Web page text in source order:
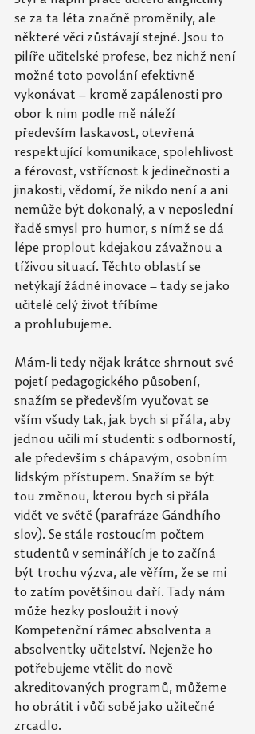
se za ta léta značně proměnily, ale
některé věci zůstávají stejné. Jsou to
pilíře učitelské profese, bez nichž není
možné toto povolání efektivně
vykonávat – kromě zapálenosti pro
obor k nim podle mě náleží
především laskavost, otevřená
respektující komunikace, spolehlivost
a férovost, vstřícnost k jedinečnosti a
jinakosti, vědomí, že nikdo není a ani
nemůže být dokonalý, a v neposlední
řadě smysl pro humor, s nímž se dá
lépe proplout kdejakou závažnou a
tíživou situací. Těchto oblastí se
netýkají žádné inovace – tady se jako
učitelé celý život tříbíme
a prohlubujeme.
Mám-li tedy nějak krátce shrnout své
pojetí pedagogického působení,
snažím se především vyučovat se
vším všudy tak, jak bych si přála, aby
jednou učili mí studenti: s odborností,
ale především s chápavým, osobním
lidským přístupem. Snažím se být
tou změnou, kterou bych si přála
vidět ve světě (parafráze Gándhího
slov). Se stále rostoucím počtem
studentů v seminářích je to začíná
být trochu výzva, ale věřím, že se mi
to zatím povětšinou daří. Tady nám
může hezky posloužit i nový
Kompetenční rámec absolventa a
absolventky učitelství. Nejenže ho
potřebujeme vtělit do nově
akreditovaných programů, můžeme
ho obrátit i vůči sobě jako užitečné
zrcadlo.